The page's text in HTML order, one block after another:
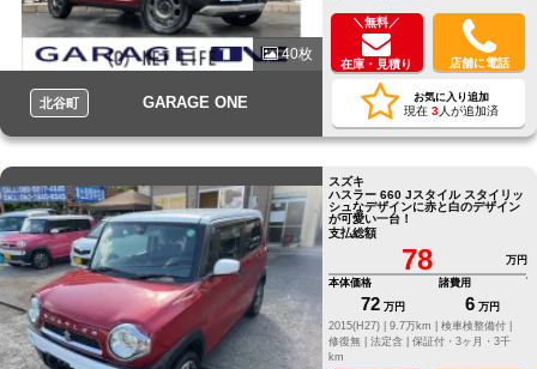
40枚
北谷町 GARAGE ONE
＼無料／
在庫・見積り 店舗に電話
お気に入り追加
現在 3人が追加済
スズキ
ハスラー 660 Jスタイル スタイリッ
シュなデザインに赤と白のデザイン
が可愛い一台！
支払総額
78
万円
本体価格
72 万円
諸費用
6 万円
2015(H27) |
9.7万km |
検車検整備付 |
修復無 | 法定含 | 保証付・3ヶ月・3千
km